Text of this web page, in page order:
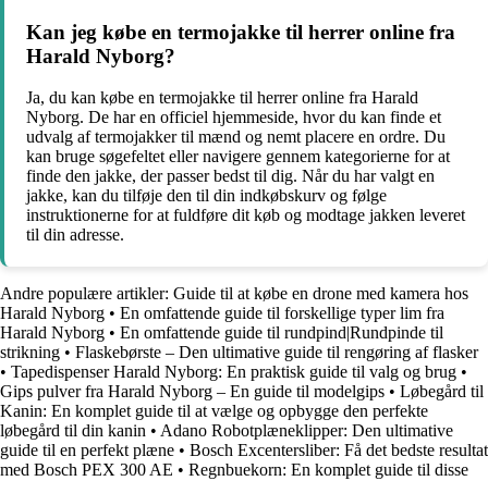
Kan jeg købe en termojakke til herrer online fra
Harald Nyborg?
Ja, du kan købe en termojakke til herrer online fra Harald
Nyborg. De har en officiel hjemmeside, hvor du kan finde et
udvalg af termojakker til mænd og nemt placere en ordre. Du
kan bruge søgefeltet eller navigere gennem kategorierne for at
finde den jakke, der passer bedst til dig. Når du har valgt en
jakke, kan du tilføje den til din indkøbskurv og følge
instruktionerne for at fuldføre dit køb og modtage jakken leveret
til din adresse.
Andre populære artikler: Guide til at købe en drone med kamera hos
Harald Nyborg • En omfattende guide til forskellige typer lim fra
Harald Nyborg • En omfattende guide til rundpind|Rundpinde til
strikning • Flaskebørste – Den ultimative guide til rengøring af flasker
• Tapedispenser Harald Nyborg: En praktisk guide til valg og brug •
Gips pulver fra Harald Nyborg – En guide til modelgips • Løbegård til
Kanin: En komplet guide til at vælge og opbygge den perfekte
løbegård til din kanin • Adano Robotplæneklipper: Den ultimative
guide til en perfekt plæne • Bosch Excentersliber: Få det bedste resultat
med Bosch PEX 300 AE • Regnbuekorn: En komplet guide til disse